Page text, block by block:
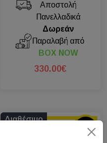
Αποστολή
Πανελλαδικά
Δωρεάν
Παραλαβή από
BOX NOW
330.00€
Διαθέσιμο